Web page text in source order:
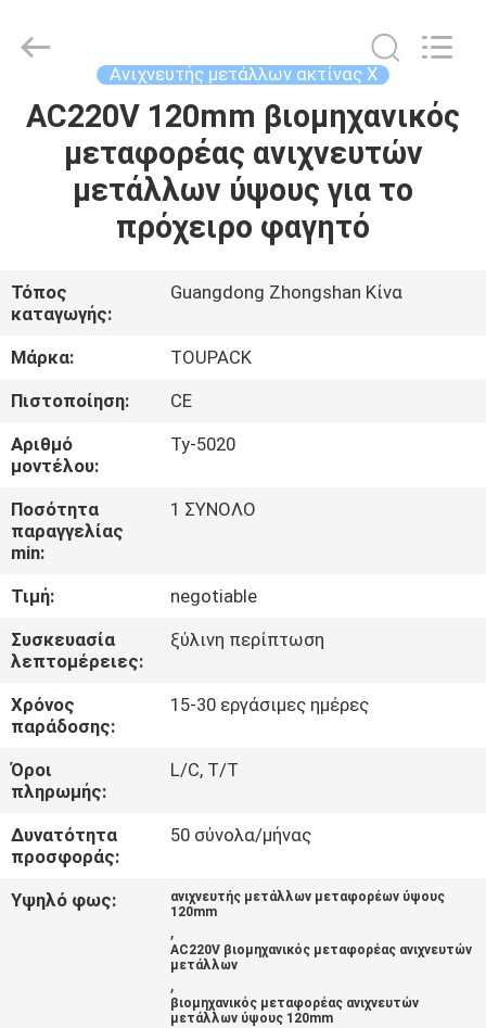
ΣΠΊΤΙ
ΠΡΟΪΌΝΤΑ
ΜΕ
ΕΜΆΣ
ΞΕΝΆΓΗΣΗ
ΣΤΟ
ΕΡΓΟΣΤΆΣΙΟ
ΠΟΙΟΤΙΚΌΣ
ΈΛΕΓΧΟΣ
ΕΠΙΚΟΙΝΩΝΉΣΤΕ
ΜΑΖΊ
ΜΑΣ
ΝΈΑ
ΥΠΟΘΈΣΕΙΣ
EQUIPMENT
Reserved.
Ανιχνευτής μετάλλων ακτίνας X
AC220V 120mm βιομηχανικός
μεταφορέας ανιχνευτών
μετάλλων ύψους για το
πρόχειρο φαγητό
Τόπος
καταγωγής:
Guangdong Zhongshan Κίνα
Μάρκα:
TOUPACK
Πιστοποίηση:
CE
Αριθμό
μοντέλου:
Ty-5020
Ποσότητα
παραγγελίας
min:
1 ΣΥΝΟΛΟ
Τιμή:
negotiable
Συσκευασία
λεπτομέρειες:
ξύλινη περίπτωση
Χρόνος
παράδοσης:
15-30 εργάσιμες ημέρες
Όροι
πληρωμής:
L/C, T/T
Δυνατότητα
προσφοράς:
50 σύνολα/μήνας
Υψηλό φως:
ανιχνευτής μετάλλων μεταφορέων ύψους
120mm
,
AC220V βιομηχανικός μεταφορέας ανιχνευτών
μετάλλων
,
βιομηχανικός μεταφορέας ανιχνευτών
μετάλλων ύψους 120mm